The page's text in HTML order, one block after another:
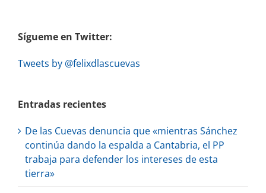
Sígueme en Twitter:
Tweets by @felixdlascuevas
Entradas recientes
De las Cuevas denuncia que «mientras Sánchez
continúa dando la espalda a Cantabria, el PP
trabaja para defender los intereses de esta
tierra»